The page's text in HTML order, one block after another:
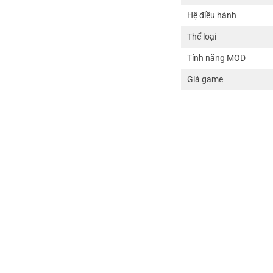
Hệ điều hành
Thể loại
Tính năng MOD
Giá game